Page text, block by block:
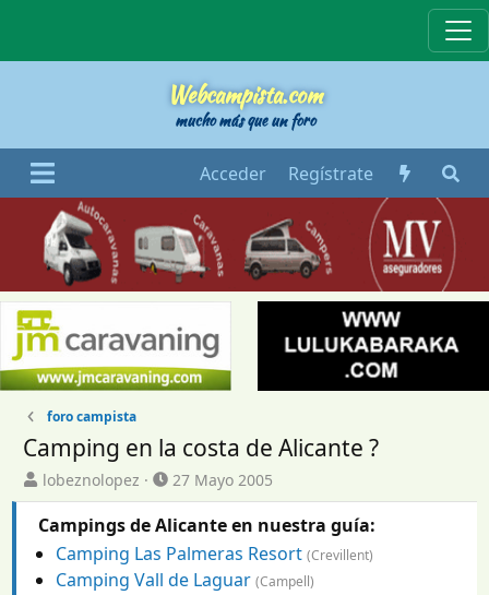
Webcampista.com
mucho más que un foro
Acceder Regístrate
foro campista
Camping en la costa de Alicante ?
I
n
i
i
a
lobeznolopez
F
e
c
a
d
27 Mayo 2005
Campings de Alicante en nuestra guía:
Camping Las Palmeras Resort (Crevillent)
Camping Vall de Laguar (Campell)